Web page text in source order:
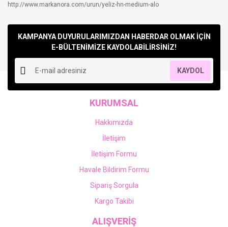
Yorum Yaz
http://www.markanora.com/urun/yeliz-hn-medium-alo
KAMPANYA DUYURULARIMIZDAN HABERDAR OLMAK İÇİN
E-BÜLTENİMİZE KAYDOLABİLİRSİNİZ!
KAYDOL
KURUMSAL
Hakkımızda
İletişim
İletişim Formu
Havale Bildirim Formu
Sipariş Sorgula
Kargo Takibi
ALIŞVERİŞ